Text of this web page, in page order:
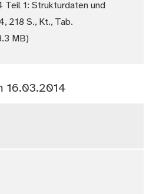
Teil 1: Strukturdaten und
218 S., Kt., Tab.
MB)
16.03.2014